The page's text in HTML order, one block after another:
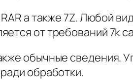
а также 7Z. Любой
от требований 7k
обычные сведения.
обработки.